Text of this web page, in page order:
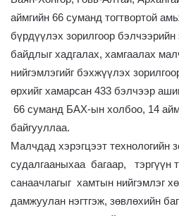
аймгийн 66 суманд тогтвортой
бүрдүүлэх зорилгоор
байдлыг хадгалах, хамгаалах
нийгэмлэгийг бэхжүүлэх
өрхийг хамарсан 433 бэлчээр
66 суманд БАХ-ын холбоо, 14
байгууллаа.
Малчдад хэрэгцээт технологийн
судалгааныхаа багаар, тэргүүн
санаачлагыг хамтын нийгэмлэг
дамжуулан нэгтгэж, зөвлөхийн